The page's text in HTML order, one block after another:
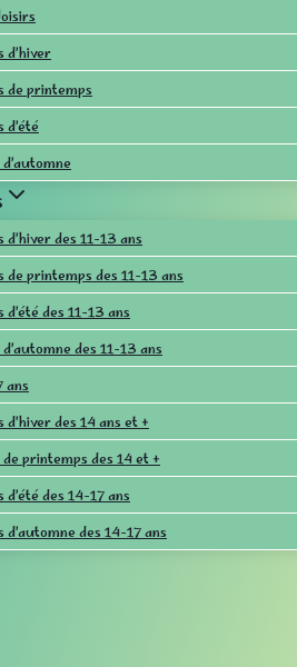
d’hiver
de printemps
d’été
d’hiver des 11-13 ans
de printemps des 11-13 ans
d’été des 11-13 ans
des 11-13 ans
ans
d’hiver des 14 ans et +
de printemps des 14 et +
d’été des 14-17 ans
d’automne des 14-17 ans